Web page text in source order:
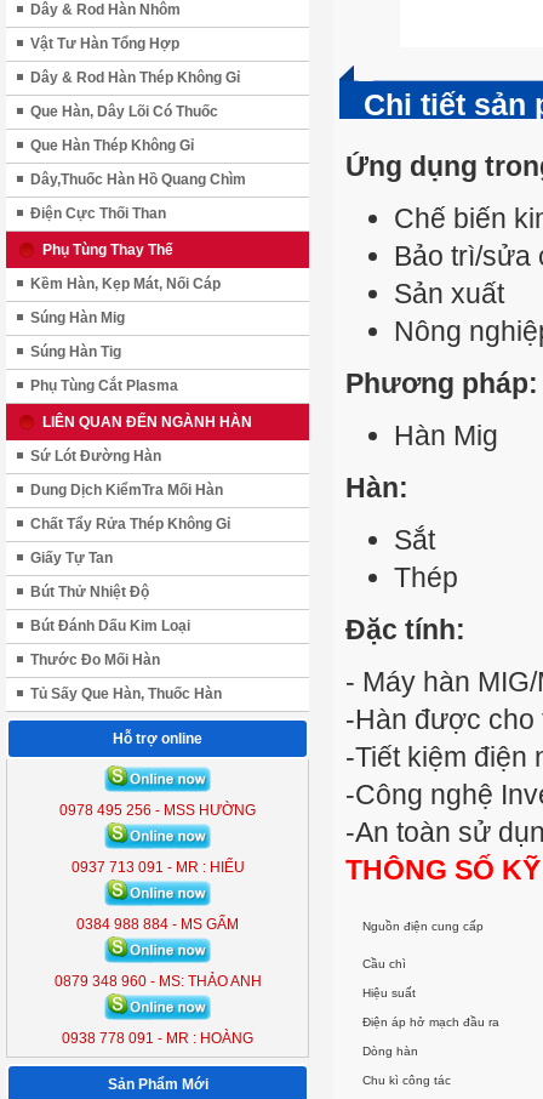
Dây & Rod Hàn Nhôm
Vật Tư Hàn Tổng Hợp
Dây & Rod Hàn Thép Không Gỉ
Que Hàn, Dây Lõi Có Thuốc
Que Hàn Thép Không Gỉ
Dây,Thuốc Hàn Hồ Quang Chìm
Điện Cực Thối Than
Phụ Tùng Thay Thế
Kềm Hàn, Kẹp Mát, Nối Cáp
Súng Hàn Mig
Súng Hàn Tig
Phụ Tùng Cắt Plasma
LIÊN QUAN ĐẾN NGÀNH HÀN
Sứ Lót Đường Hàn
Dung Dịch KiểmTra Mối Hàn
Chất Tẩy Rửa Thép Không Gỉ
Giấy Tự Tan
Bút Thử Nhiệt Độ
Bút Đánh Dấu Kim Loại
Thước Đo Mối Hàn
Tủ Sấy Que Hàn, Thuốc Hàn
Hỗ trợ online
0978 495 256 - MSS HƯỜNG
0937 713 091 - MR : HIẾU
0384 988 884 - MS GẤM
0879 348 960 - MS: THẢO ANH
0938 778 091 - MR : HOÀNG
Sản Phẩm Mới
ĐÈN LIỀN THỂ KOBE 7300 (
KB - 7300
ĐÈN LIỀN THỂ KOBE 7300 (
300W )
KB - 7300
Chi tiết sản
Ứng dụng
Chế biến
Bảo trì/
Sản xuất
Nông
Phương pháp:
Hàn Mig
Hàn:
Sắt
Thép
Đặc tính:
- Máy hàn
-Hàn được cho
-Tiết kiệm điện
-Công nghệ
-An toàn sử
THÔNG SỐ
Nguồn điện cung cấp
Cầu chì
Hiệu suất
Điện áp hở mạch đầu ra
Dòng hàn
Chu kì công tác